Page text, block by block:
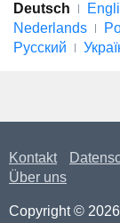
Deutsch
Nederlands
Русский
Kontakt
Über uns
Copyright ©